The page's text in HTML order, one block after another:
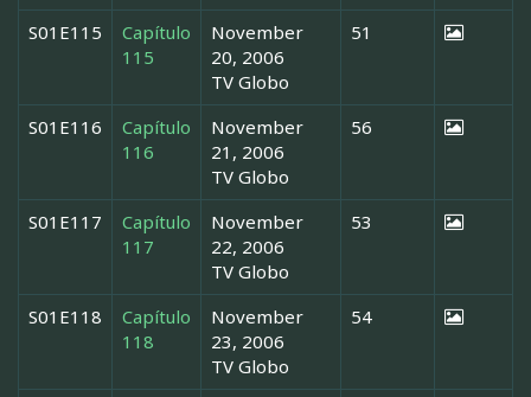
S01E115
Capítulo
115
November
20, 2006
TV Globo
51
S01E116
Capítulo
116
November
21, 2006
TV Globo
56
S01E117
Capítulo
117
November
22, 2006
TV Globo
53
S01E118
Capítulo
118
November
23, 2006
TV Globo
54